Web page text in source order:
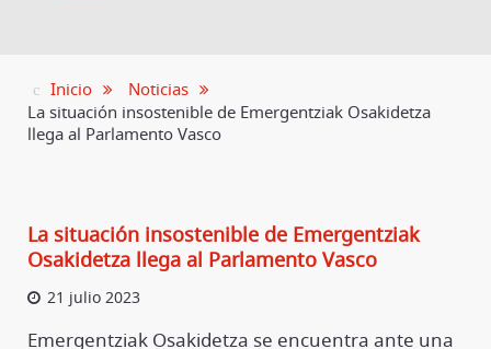
Inicio
Noticias
La situación insostenible de Emergentziak Osakidetza
llega al Parlamento Vasco
La situación insostenible de Emergentziak
Osakidetza llega al Parlamento Vasco
21 julio 2023
Emergentziak Osakidetza se encuentra ante una